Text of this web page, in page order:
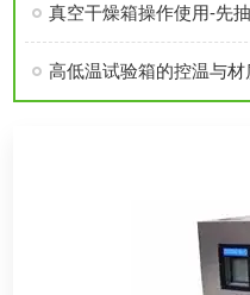
真空干燥箱操作使用-先
高低温试验箱的控温与材